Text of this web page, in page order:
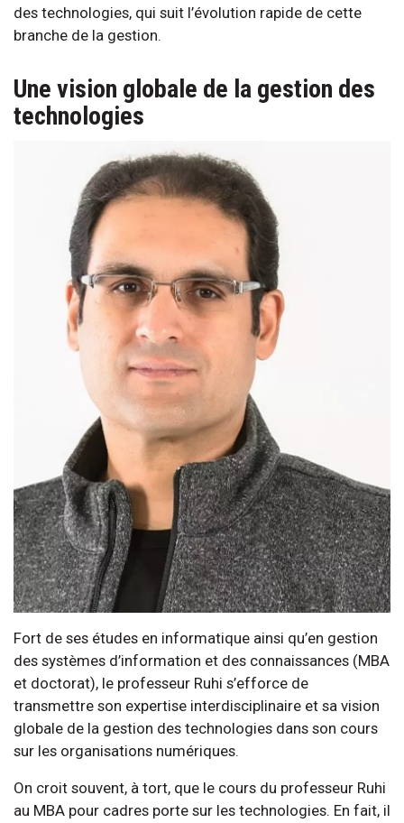
des technologies, qui suit l’évolution rapide de cette
branche de la gestion.
Une vision globale de la gestion des
technologies
Fort de ses études en informatique ainsi qu’en gestion
des systèmes d’information et des connaissances (MBA
et doctorat), le professeur Ruhi s’efforce de
transmettre son expertise interdisciplinaire et sa vision
globale de la gestion des technologies dans son cours
sur les organisations numériques.
On croit souvent, à tort, que le cours du professeur Ruhi
au MBA pour cadres porte sur les technologies. En fait, il